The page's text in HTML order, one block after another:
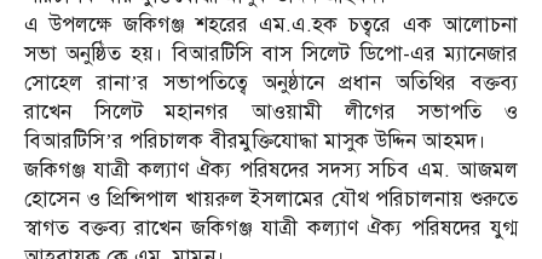
এ উপলক্ষে জকিগঞ্জ শহরের এম.এ.হক চত্বরে এক আলোচনা
সভা অনুষ্ঠিত হয়। বিআরটিসি বাস সিলেট ডিপো-এর ম্যানেজার
সোহেল রানা’র সভাপতিত্বে অনুষ্ঠানে প্রধান অতিথির বক্তব্য
রাখেন সিলেট মহানগর আওয়ামী লীগের সভাপতি ও
বিআরটিসি’র পরিচালক বীরমুক্তিযোদ্ধা মাসুক উদ্দিন আহমদ।
জকিগঞ্জ যাত্রী কল্যাণ ঐক্য পরিষদের সদস্য সচিব এম. আজমল
হোসেন ও প্রিন্সিপাল খায়রুল ইসলামের যৌথ পরিচালনায় শুরুতে
স্বাগত বক্তব্য রাখেন জকিগঞ্জ যাত্রী কল্যাণ ঐক্য পরিষদের যুগ্ম